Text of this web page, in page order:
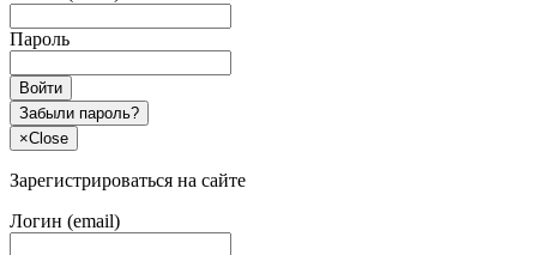
Пароль
Войти
Забыли пароль?
×Close
Зарегистрироваться на сайте
Логин (email)